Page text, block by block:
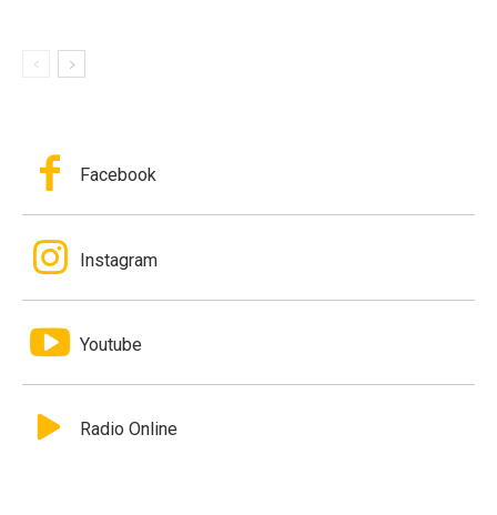
Facebook
Instagram
Youtube
Radio Online